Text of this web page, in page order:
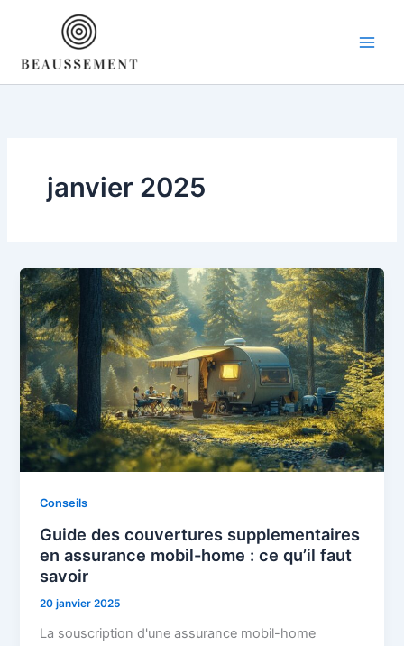
janvier 2025
Conseils
Guide des couvertures supplementaires
en assurance mobil-home : ce qu’il faut
savoir
20 janvier 2025
La souscription d'une assurance mobil-home